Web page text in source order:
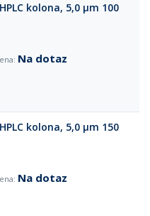
kolona, 5,0 µm 100
Na dotaz
kolona, 5,0 µm 150
Na dotaz